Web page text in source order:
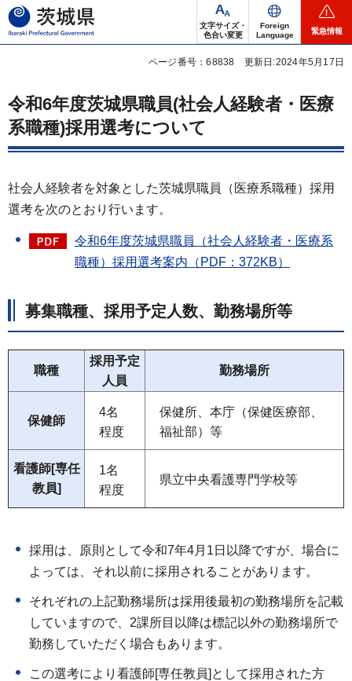
茨城県
文字サイズ・
色合い変更
Foreign
Language
緊急情報
ページ番号：68838 更新日:2024年5月17日
令和6年度茨城県職員(社会人経験者・医療
系職種)採用選考について
社会人経験者を対象とした茨城県職員（医療系職種）採用
選考を次のとおり行います。
令和6年度茨城県職員（社会人経験者・医療系
職種）採用選考案内（PDF：372KB）
募集職種、採用予定人数、勤務場所等
職種
採用予定
人員
勤務場所
保健師
4名
程度
保健所、本庁（保健医療部、
福祉部）等
看護師[専任
教員]
1名
程度
県立中央看護専門学校等
採用は、原則として令和7年4月1日以降ですが、場合に
よっては、それ以前に採用されることがあります。
それぞれの上記勤務場所は採用後最初の勤務場所を記載
していますので、2課所目以降は標記以外の勤務場所で
勤務していただく場合もあります。
この選考により看護師[専任教員]として採用された方